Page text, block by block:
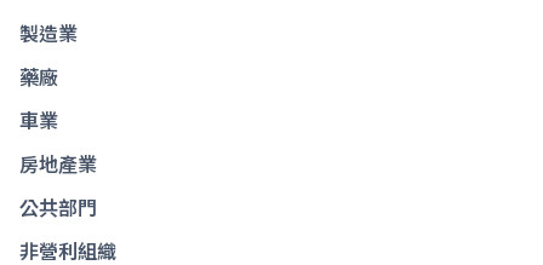
製造業
藥廠
車業
房地產業
公共部門
非營利組織